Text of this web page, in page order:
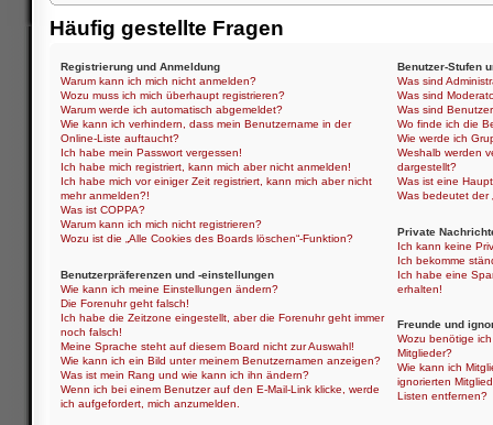
Häufig gestellte Fragen
Registrierung und Anmeldung
Warum kann ich mich nicht anmelden?
Wozu muss ich mich überhaupt registrieren?
Warum werde ich automatisch abgemeldet?
Wie kann ich verhindern, dass mein Benutzername in der
Online-Liste auftaucht?
Ich habe mein Passwort vergessen!
Ich habe mich registriert, kann mich aber nicht anmelden!
Ich habe mich vor einiger Zeit registriert, kann mich aber nicht
mehr anmelden?!
Was ist COPPA?
Warum kann ich mich nicht registrieren?
Wozu ist die „Alle Cookies des Boards löschen“-Funktion?
Benutzerpräferenzen und -einstellungen
Wie kann ich meine Einstellungen ändern?
Die Forenuhr geht falsch!
Ich habe die Zeitzone eingestellt, aber die Forenuhr geht immer
noch falsch!
Meine Sprache steht auf diesem Board nicht zur Auswahl!
Wie kann ich ein Bild unter meinem Benutzernamen anzeigen?
Was ist mein Rang und wie kann ich ihn ändern?
Wenn ich bei einem Benutzer auf den E-Mail-Link klicke, werde
ich aufgefordert, mich anzumelden.
Benutzer-Stufen
Was sind
Was sind
Was sind
Wo finde ich die
Wie werde ich
Weshalb werden
dargestellt?
Was ist eine
Was bedeutet der
Private
Ich kann keine
Ich bekomme
Ich habe eine
erhalten!
Freunde und
Wozu benötige
Mitglieder?
Wie kann ich
ignorierten
Listen entfernen?